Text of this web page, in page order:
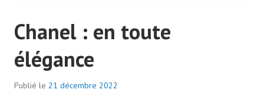
EST
IL
?
Chanel : en toute
élégance
Publié le 21 décembre 2022